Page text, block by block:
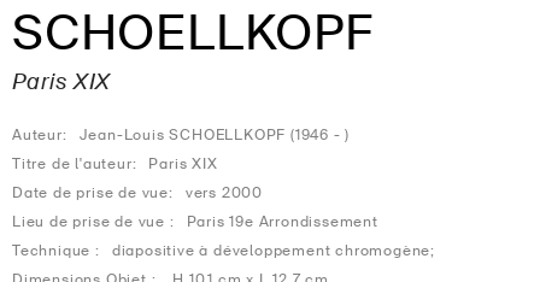
SCHOELLKOPF
Paris XIX
Auteur:
Jean-Louis SCHOELLKOPF (1946 - )
Titre de l'auteur:
Paris XIX
Date de prise de vue:
vers 2000
Lieu de prise de vue :
Paris 19e Arrondissement
Technique :
diapositive à développement chromogène;